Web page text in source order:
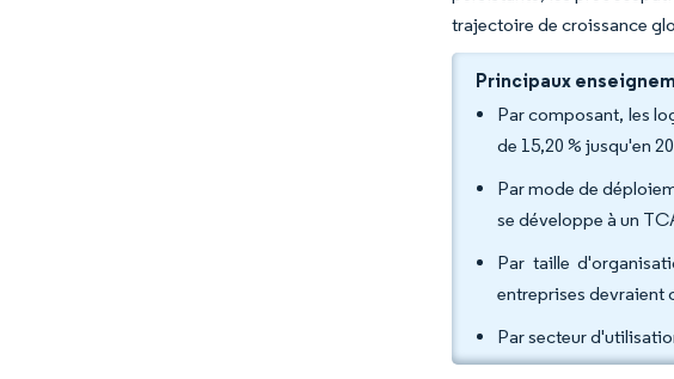
trajectoire de croissance
Principaux
Par composant, les
de 15,20 % jusqu'en
Par mode de
se développe à un
Par taille
entreprises devraient
Par secteur